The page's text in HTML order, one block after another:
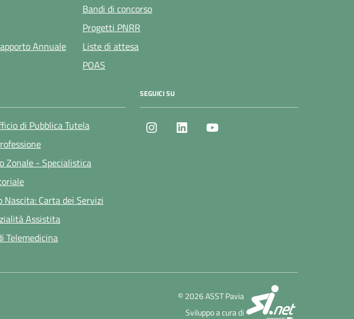
Annuale
Bandi di concorso
Progetti PNRR
Liste di attesa
POAS
di Pubblica Tutela
Zonale - Specialistica
Nascita: Carta dei Servizi
Assistita
Telemedicina
SEGUICI SU
Instagram LinkedIn
© 2026 ASST Pavia
Sviluppo a cura di